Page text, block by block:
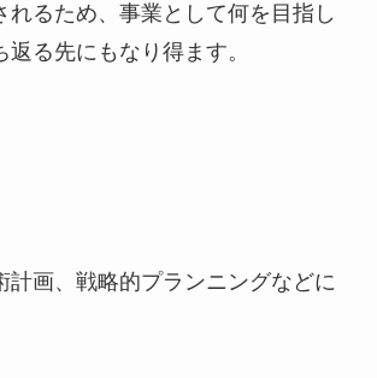
れるため、事業として何を目指し
る先にもなり得ます。
計画、戦略的プランニングなどに